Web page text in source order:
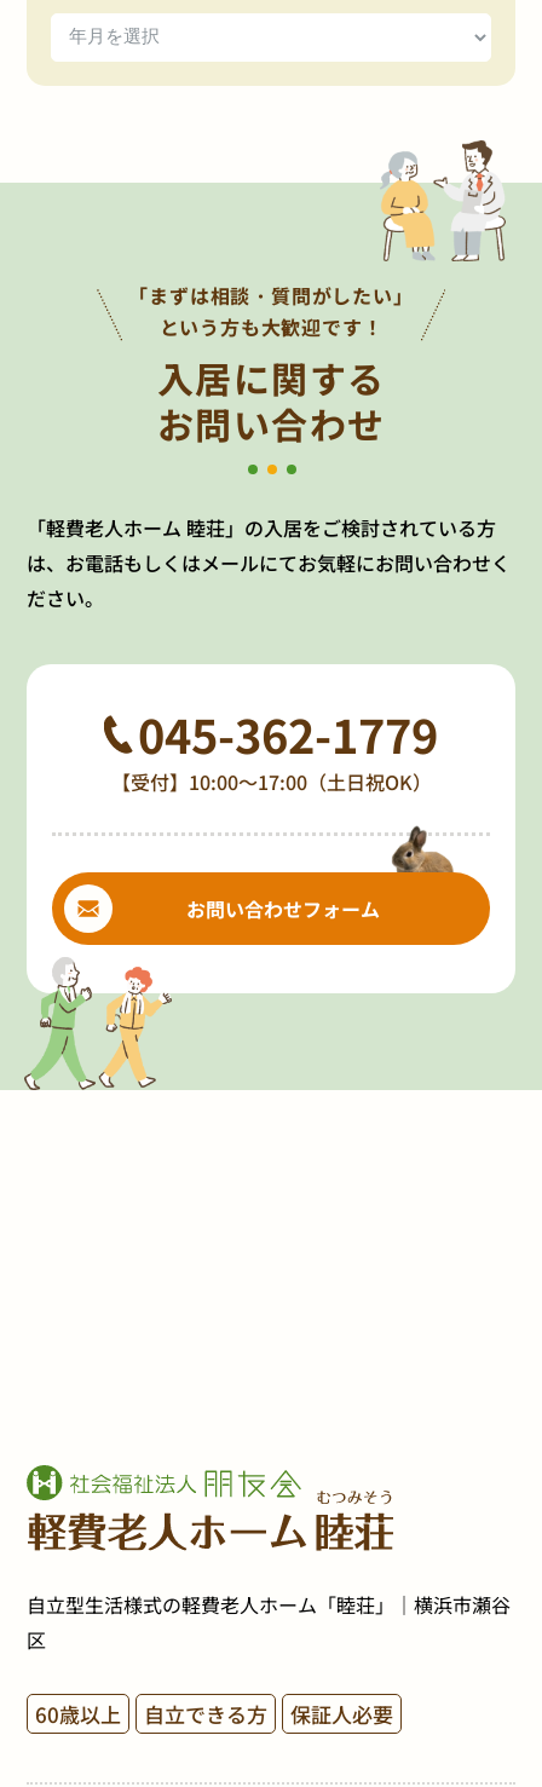
「まずは相談・質問がしたい」
という方も大歓迎です！
入居に関する
お問い合わせ
「軽費老人ホーム 睦荘」の入居をご検討されている方
は、お電話もしくはメールにてお気軽にお問い合わせく
ださい。
045-362-1779
【受付】10:00～17:00（土日祝OK）
お問い合わせフォーム
自立型生活様式の軽費老人ホーム「睦荘」｜横浜市瀬谷
区
60歳以上 自立できる方 保証人必要